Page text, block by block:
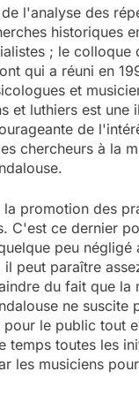
de l'analyse des
historiques
; le colloque
qui a réuni en
et
et luthiers est une
de
chercheurs à la
la promotion des
C'est ce dernier
peu négligé
il peut paraître
du fait que la
ne suscite
le public tout
temps toutes les
les musiciens